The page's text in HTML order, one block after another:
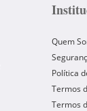
Quem
Política
Termos
Termos